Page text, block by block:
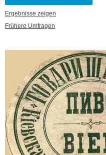
Ergebnisse zeigen
Frühere Umfragen